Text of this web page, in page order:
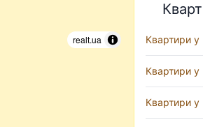
realt.ua Квартири у
Квартири у
Квартири у